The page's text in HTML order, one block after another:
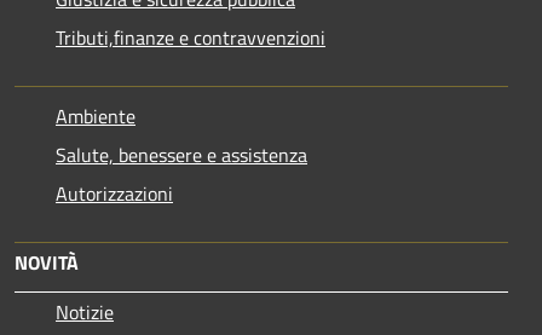
Tributi,finanze e contravvenzioni
Ambiente
Salute, benessere e assistenza
Autorizzazioni
NOVITÀ
Notizie